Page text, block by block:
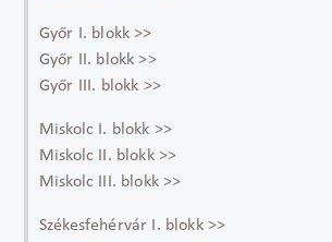
Győr I. blokk >>
Győr II. blokk >>
Győr III. blokk >>
Miskolc I. blokk >>
Miskolc II. blokk >>
Miskolc III. blokk >>
Székesfehérvár I. blokk >>